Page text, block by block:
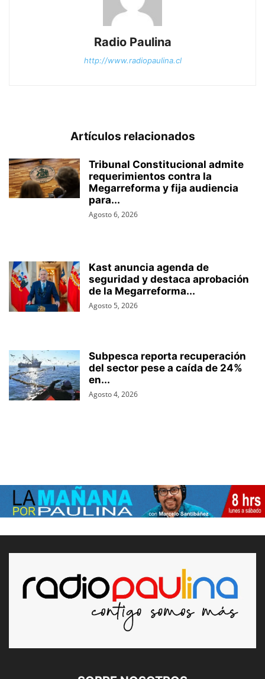
Radio Paulina
http://www.radiopaulina.cl
Artículos relacionados
Tribunal Constitucional admite
requerimientos contra la
Megarreforma y fija audiencia
para...
Agosto 6, 2026
Kast anuncia agenda de
seguridad y destaca aprobación
de la Megarreforma...
Agosto 5, 2026
Subpesca reporta recuperación
del sector pese a caída de 24%
en...
Agosto 4, 2026